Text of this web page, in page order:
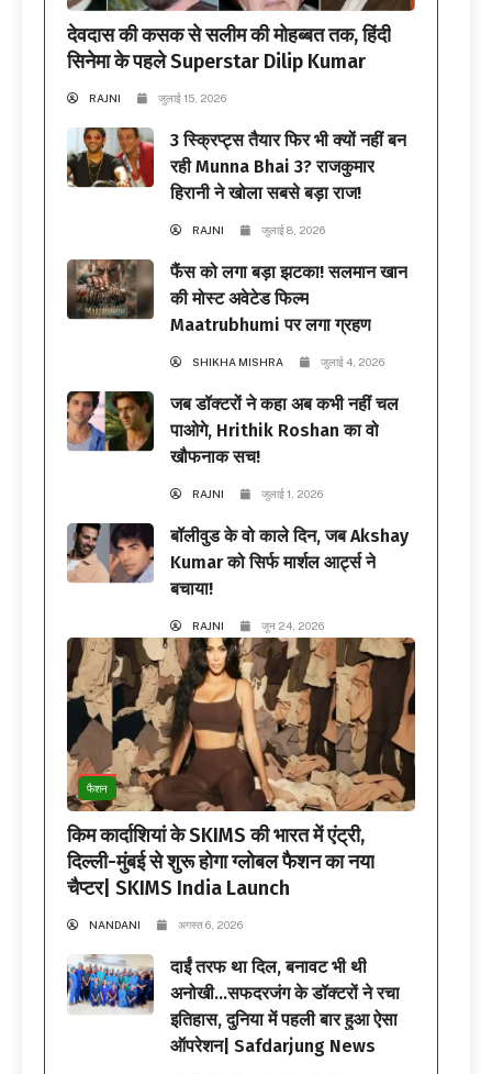
देवदास की कसक से सलीम की मोहब्बत तक, हिंदी
सिनेमा के पहले Superstar Dilip Kumar
RAJNI जुलाई 15, 2026
3 स्क्रिप्ट्स तैयार फिर भी क्यों नहीं बन
रही Munna Bhai 3? राजकुमार
हिरानी ने खोला सबसे बड़ा राज!
RAJNI जुलाई 8, 2026
फैंस को लगा बड़ा झटका! सलमान खान
की मोस्ट अवेटेड फिल्म
Maatrubhumi पर लगा ग्रहण
SHIKHA MISHRA जुलाई 4, 2026
जब डॉक्टरों ने कहा अब कभी नहीं चल
पाओगे, Hrithik Roshan का वो
खौफनाक सच!
RAJNI जुलाई 1, 2026
बॉलीवुड के वो काले दिन, जब Akshay
Kumar को सिर्फ मार्शल आर्ट्स ने
बचाया!
RAJNI जून 24, 2026
फैशन
किम कार्दाशियां के SKIMS की भारत में एंट्री,
दिल्ली-मुंबई से शुरू होगा ग्लोबल फैशन का नया
चैप्टर| SKIMS India Launch
NANDANI अगस्त 6, 2026
दाईं तरफ था दिल, बनावट भी थी
अनोखी…सफदरजंग के डॉक्टरों ने रचा
इतिहास, दुनिया में पहली बार हुआ ऐसा
ऑपरेशन| Safdarjung News